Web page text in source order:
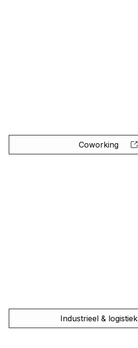
Coworking
Industrieel & logistiek